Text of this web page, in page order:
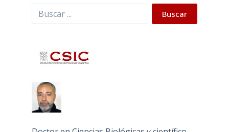
Buscar Buscar